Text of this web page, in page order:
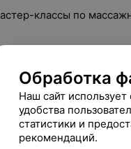
классы по
в УД Натальи
конференциях,
мировых фирм
Обработка
Наш сайт
удобства
статистики и
рекомендаций.